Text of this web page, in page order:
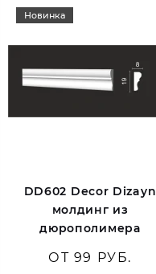
Новинка
DD602 Decor Dizayn
молдинг из
дюрополимера
ОТ 99 РУБ.